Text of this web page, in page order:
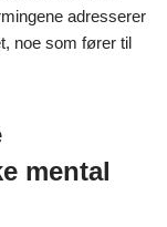
adresserer
noe som fører til
mental